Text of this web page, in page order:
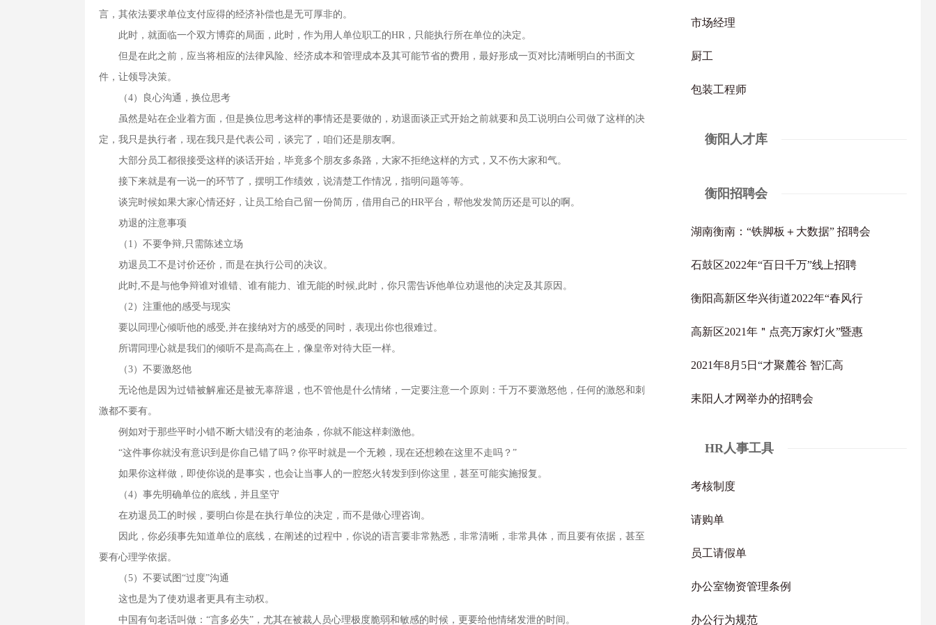
言，其依法要求单位支付应得的经济补偿也是无可厚非的。
此时，就面临一个双方博弈的局面，此时，作为用人单位职工的HR，只能执行所在单位的决定。
但是在此之前，应当将相应的法律风险、经济成本和管理成本及其可能节省的费用，最好形成一页对比清晰明白的书面文
件，让领导决策。
（4）良心沟通，换位思考
虽然是站在企业着方面，但是换位思考这样的事情还是要做的，劝退面谈正式开始之前就要和员工说明白公司做了这样的决
定，我只是执行者，现在我只是代表公司，谈完了，咱们还是朋友啊。
大部分员工都很接受这样的谈话开始，毕竟多个朋友多条路，大家不拒绝这样的方式，又不伤大家和气。
接下来就是有一说一的环节了，摆明工作绩效，说清楚工作情况，指明问题等等。
谈完时候如果大家心情还好，让员工给自己留一份简历，借用自己的HR平台，帮他发发简历还是可以的啊。
劝退的注意事项
（1）不要争辩,只需陈述立场
劝退员工不是讨价还价，而是在执行公司的决议。
此时,不是与他争辩谁对谁错、谁有能力、谁无能的时候,此时，你只需告诉他单位劝退他的决定及其原因。
（2）注重他的感受与现实
要以同理心倾听他的感受,并在接纳对方的感受的同时，表现出你也很难过。
所谓同理心就是我们的倾听不是高高在上，像皇帝对待大臣一样。
（3）不要激怒他
无论他是因为过错被解雇还是被无辜辞退，也不管他是什么情绪，一定要注意一个原则：千万不要激怒他，任何的激怒和刺
激都不要有。
例如对于那些平时小错不断大错没有的老油条，你就不能这样刺激他。
“这件事你就没有意识到是你自己错了吗？你平时就是一个无赖，现在还想赖在这里不走吗？”
如果你这样做，即使你说的是事实，也会让当事人的一腔怒火转发到到你这里，甚至可能实施报复。
（4）事先明确单位的底线，并且坚守
在劝退员工的时候，要明白你是在执行单位的决定，而不是做心理咨询。
因此，你必须事先知道单位的底线，在阐述的过程中，你说的语言要非常熟悉，非常清晰，非常具体，而且要有依据，甚至
要有心理学依据。
（5）不要试图“过度”沟通
这也是为了使劝退者更具有主动权。
中国有句老话叫做：“言多必失”，尤其在被裁人员心理极度脆弱和敏感的时候，更要给他情绪发泄的时间。
市场经理
厨工
包装工程师
衡阳人才库
衡阳招聘会
湖南衡南：“铁脚板＋大数据” 招聘会
石鼓区2022年“百日千万”线上招聘
衡阳高新区华兴街道2022年“春风行
高新区2021年＂点亮万家灯火”暨惠
2021年8月5日“才聚麓谷 智汇高
耒阳人才网举办的招聘会
HR人事工具
考核制度
请购单
员工请假单
办公室物资管理条例
办公行为规范